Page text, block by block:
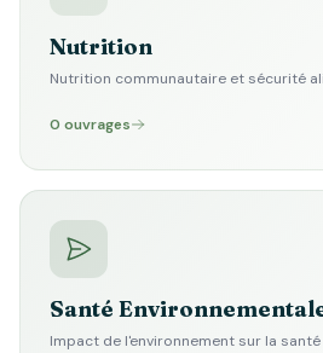
Nutrition
Nutrition communautaire et sécurité
0 ouvrages
Santé
Impact de l'environnement sur la santé